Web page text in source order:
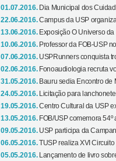
01.07.2016. Dia Municipal dos
22.06.2016.Campus da USP
13.06.2016. Exposição O Universo
10.06.2016. Professor da FOB-USP
07.06.2016. USPRunners conquista
02.06.2016. Fonoaudiologia recruta
31.05.2016. Bauru sedia Encontro de
24.05.2016.
Licitação para
19.05.2016.Centro Cultural da USP
13.05.2016. FOB/USP comemora
09.05.2016. USP participa da
06.05.2016.TUSP realiza XVI Circuito
05.05.2016.
Lançamento de livro